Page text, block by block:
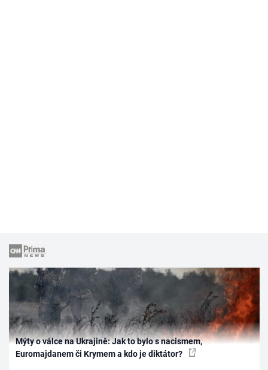
Mýty o válce na Ukrajině: Jak to bylo s nacismem,
Euromajdanem či Krymem a kdo je diktátor?